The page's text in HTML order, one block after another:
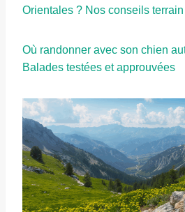
Orientales ? Nos conseils terrain
Où randonner avec son chien
Balades testées et approuvées